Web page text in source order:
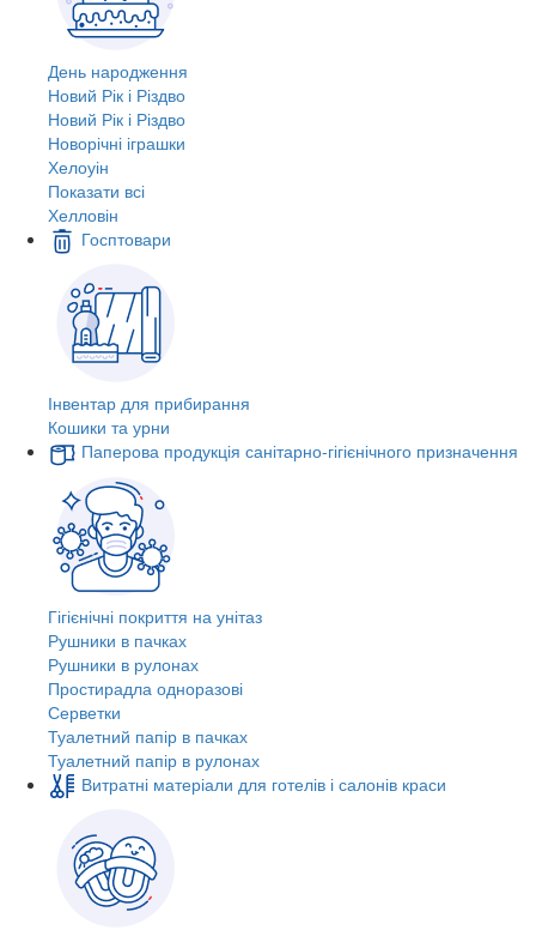
День народження
Новий Рік і Різдво
Новий Рік і Різдво
Новорічні іграшки
Хелоуін
Показати всі
Хелловін
Госптовари
Інвентар для прибирання
Кошики та урни
Паперова продукція санітарно-гігієнічного призначення
Гігієнічні покриття на унітаз
Рушники в пачках
Рушники в рулонах
Простирадла одноразові
Серветки
Туалетний папір в пачках
Туалетний папір в рулонах
Витратні матеріали для готелів і салонів краси